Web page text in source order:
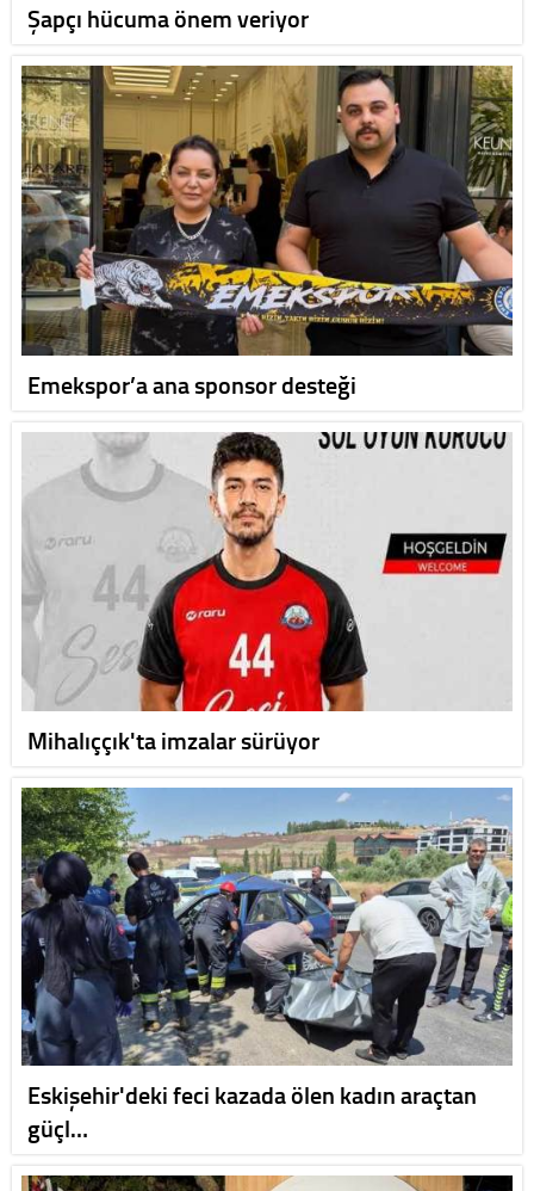
Şapçı hücuma önem veriyor
Emekspor’a ana sponsor desteği
Mihalıççık'ta imzalar sürüyor
Eskişehir'deki feci kazada ölen kadın araçtan
güçl…